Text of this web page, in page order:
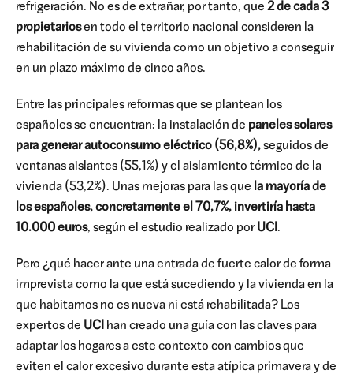
refrigeración. No es de extrañar, por tanto, que 2 de cada 3
propietariosen todo el territorio nacional consideren la
rehabilitación de su vivienda como un objetivo a conseguir
en un plazo máximo de cinco años.
Entre las principales reformas que se plantean los
españoles se encuentran: la instalación de paneles solares
para generar autoconsumo eléctrico (56,8%),seguidos de
ventanas aislantes (55,1%) y el aislamiento térmico de la
vivienda (53,2%). Unas mejoras para las que la mayoría de
los españoles, concretamente el 70,7%, invertiría hasta
10.000 euros, según el estudio realizado por UCI.
Pero ¿qué hacer ante una entrada de fuerte calor de forma
imprevista como la que está sucediendo y la vivienda en la
que habitamos no es nueva ni está rehabilitada? Los
expertos de UCI han creado una guía con las claves para
adaptar los hogares a este contexto con cambios que
eviten el calor excesivo durante esta atípica primavera y de